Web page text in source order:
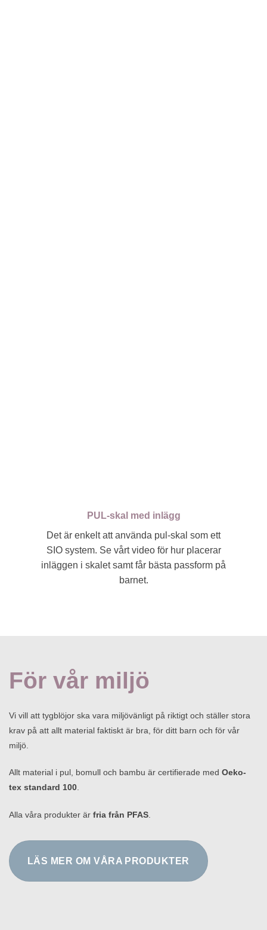
PUL-skal med inlägg
Det är enkelt att använda pul-skal som ett
SIO system. Se vårt video för hur placerar
inläggen i skalet samt får bästa passform på
barnet.
För vår miljö
Vi vill att tygblöjor ska vara miljövänligt på riktigt och ställer stora
krav på att allt material faktiskt är bra, för ditt barn och för vår
miljö.
Allt material i pul, bomull och bambu är certifierade med Oeko-
tex standard 100.
Alla våra produkter är fria från PFAS
LÄS MER OM VÅRA PRODUKTER